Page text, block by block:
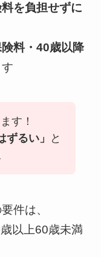
を負担せずに
料・40歳以降
す！
ずるい」
と
件は、
以上60歳未満